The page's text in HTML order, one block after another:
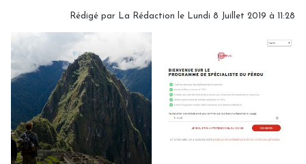
Rédigé par La Rédaction le Lundi 8 Juillet 2019 à 11:28